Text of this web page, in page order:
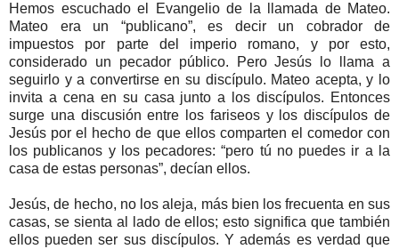
Hemos escuchado el Evangelio de la llamada de Mateo.
Mateo era un “publicano”, es decir un cobrador de
impuestos por parte del imperio romano, y por esto,
considerado un pecador público. Pero Jesús lo llama a
seguirlo y a convertirse en su discípulo. Mateo acepta, y lo
invita a cena en su casa junto a los discípulos. Entonces
surge una discusión entre los fariseos y los discípulos de
Jesús por el hecho de que ellos comparten el comedor con
los publicanos y los pecadores: “pero tú no puedes ir a la
casa de estas personas”, decían ellos.
Jesús, de hecho, no los aleja, más bien los frecuenta en sus
casas, se sienta al lado de ellos; esto significa que también
ellos pueden ser sus discípulos. Y además es verdad que